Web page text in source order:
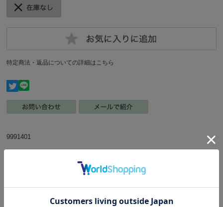
特定商法・返品についての詳細はこちら
9991401
紐で繋ぐなどして簡単に自作のおもちゃを作ることが出来ます。
メーカー/BIRDMORE
サイズ/直径28mm（6mm穴）